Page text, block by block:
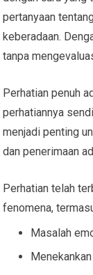
pertanyaan
keberadaan.
tanpa
Perhatian penuh
perhatiannya
menjadi penting
dan penerimaan
Perhatian telah
fenomena,
Masalah
Menekankan